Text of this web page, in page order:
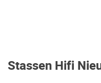
Stassen Hifi